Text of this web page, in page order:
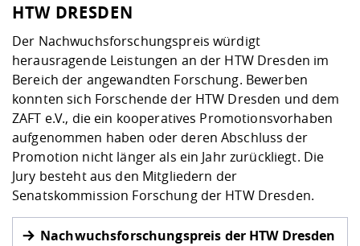
HTW DRESDEN
Der Nachwuchsforschungspreis würdigt
herausragende Leistungen an der HTW Dresden im
Bereich der angewandten Forschung. Bewerben
konnten sich Forschende der HTW Dresden und dem
ZAFT e.V., die ein kooperatives Promotionsvorhaben
aufgenommen haben oder deren Abschluss der
Promotion nicht länger als ein Jahr zurückliegt. Die
Jury besteht aus den Mitgliedern der
Senatskommission Forschung der HTW Dresden.
Nachwuchsforschungspreis der HTW Dresden